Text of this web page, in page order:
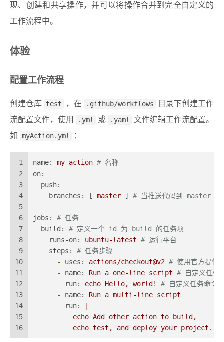
现、创建和共享操作，并可以将操作合并到完全自定义的
工作流程中。
体验
配置工作流程
创建仓库 test ，在 .github/workflows
目录下创建工作
流配置文件，使用
.yml 或 .yaml
文件编辑工作流配置。
如
myAction.yml ：
1
2
3
4
5
6
7
8
9
10
11
12
13
14
15
16
name: my-action # 名称
on:
push:
branches:
[ master ] # 当推送代码到 master 时
jobs:
# 任务
build:
# 定义一个 id 为 build 的任务项
runs-on:
ubuntu-latest # 运行平台
steps:
# 任务步骤
-
uses: actions/checkout@v2 # 使用官方提供
-
name: Run a one-line script # 自定义任务
run:
echo Hello, world!
# 自定义任务命
-
name: Run a multi-line script
run:
          echo Add other action to build,
          echo test, and deploy your project.